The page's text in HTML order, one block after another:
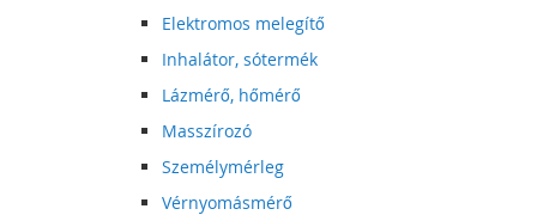
Elektromos melegítő
Inhalátor, sótermék
Lázmérő, hőmérő
Masszírozó
Személymérleg
Vérnyomásmérő